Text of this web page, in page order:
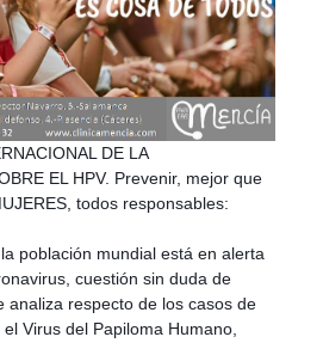
DE LA
EL HPV. Prevenir, mejor que
todos responsables:
población mundial está en alerta
cuestión sin duda de
analiza respecto de los casos de
Virus del Papiloma Humano,